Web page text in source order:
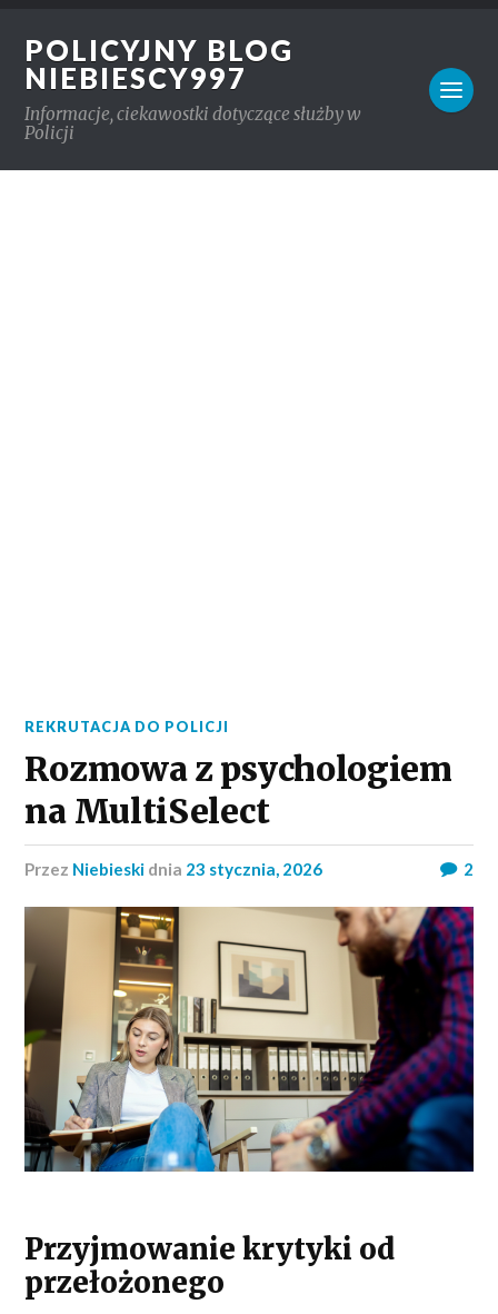
POLICYJNY BLOG
NIEBIESCY997
Informacje, ciekawostki dotyczące służby w
Policji
REKRUTACJA DO POLICJI
Rozmowa z psychologiem
na MultiSelect
przez Niebieski dnia 23 stycznia, 2026 2
Przyjmowanie krytyki od
przełożonego